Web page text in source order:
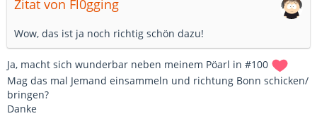
Zitat von Fl0gging
Wow, das ist ja noch richtig schön dazu!
Ja, macht sich wunderbar neben meinem Pöarl in #100
Mag das mal Jemand einsammeln und richtung Bonn schicken/
bringen?
Danke